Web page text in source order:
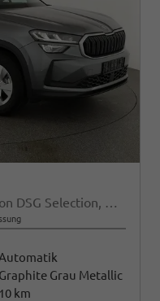
1.5 TSI mHEV 110 kW Selection DSG Selection, AHK, Navi, Side, Kamera, Winter, 4 J.- Garantie
Graphite Grau Metallic
10 km